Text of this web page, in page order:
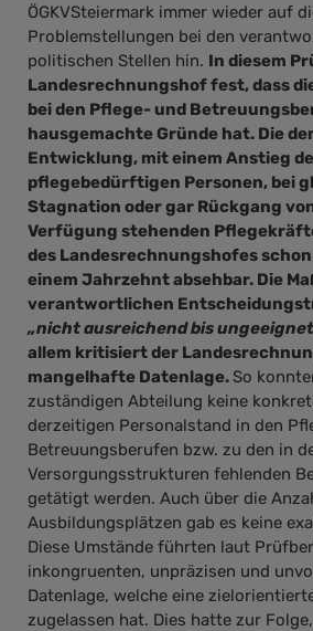
ÖGKVSteiermark immer wieder auf
Problemstellungen bei den
politischen Stellen hin. In diesem
Landesrechnungshof fest, dass
bei den Pflege- und
hausgemachte Gründe hat. Die
Entwicklung, mit einem Anstieg
pflegebedürftigen Personen, bei
Stagnation oder gar Rückgang
Verfügung stehenden
des Landesrechnungshofes
einem Jahrzehnt absehbar. Die
verantwortlichen
„nicht ausreichend bis ungeeignet
allem kritisiert der
mangelhafte Datenlage.So
zuständigen Abteilung keine
derzeitigen Personalstand in den
Betreuungsberufen bzw. zu den in
Versorgungsstrukturen fehlenden
getätigt werden. Auch über die
Ausbildungsplätzen gab es keine
Diese Umstände führten laut
inkongruenten, unpräzisen und
Datenlage, welche eine
zugelassen hat. Dies hatte zur